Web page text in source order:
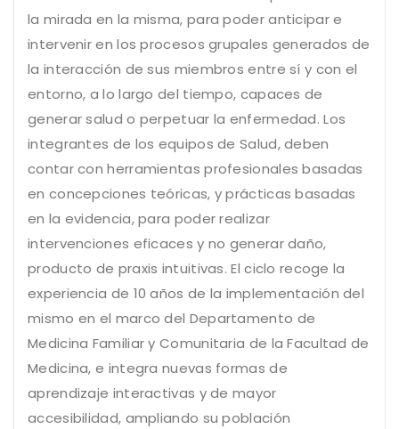
la mirada en la misma, para poder anticipar e
intervenir en los procesos grupales generados de
la interacción de sus miembros entre sí y con el
entorno, a lo largo del tiempo, capaces de
generar salud o perpetuar la enfermedad. Los
integrantes de los equipos de Salud, deben
contar con herramientas profesionales basadas
en concepciones teóricas, y prácticas basadas
en la evidencia, para poder realizar
intervenciones eficaces y no generar daño,
producto de praxis intuitivas. El ciclo recoge la
experiencia de 10 años de la implementación del
mismo en el marco del Departamento de
Medicina Familiar y Comunitaria de la Facultad de
Medicina, e integra nuevas formas de
aprendizaje interactivas y de mayor
accesibilidad, ampliando su población